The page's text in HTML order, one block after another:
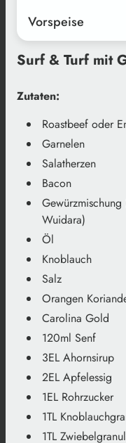
Vorspeise
Surf & Turf mit
Zutaten:
Roastbeef oder
Garnelen
Salatherzen
Bacon
Wuidara)
Öl
Knoblauch
Salz
Orangen
Carolina Gold
120ml Senf
3EL Ahornsirup
2EL Apfelessig
1EL Rohrzucker
1TL
1TL